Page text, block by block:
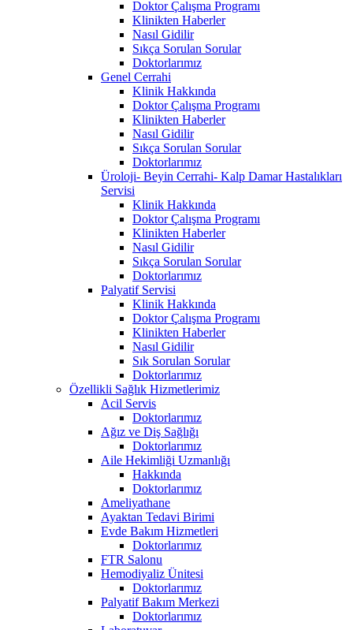
Doktor Çalışma Programı
Klinikten Haberler
Nasıl Gidilir
Sıkça Sorulan Sorular
Doktorlarımız
Genel Cerrahi
Klinik Hakkında
Doktor Çalışma Programı
Klinikten Haberler
Nasıl Gidilir
Sıkça Sorulan Sorular
Doktorlarımız
Üroloji- Beyin Cerrahi- Kalp Damar Hastalıkları
Servisi
Klinik Hakkında
Doktor Çalışma Programı
Klinikten Haberler
Nasıl Gidilir
Sıkça Sorulan Sorular
Doktorlarımız
Palyatif Servisi
Klinik Hakkında
Doktor Çalışma Programı
Klinikten Haberler
Nasıl Gidilir
Sık Sorulan Sorular
Doktorlarımız
Özellikli Sağlık Hizmetlerimiz
Acil Servis
Doktorlarımız
Ağız ve Diş Sağlığı
Doktorlarımız
Aile Hekimliği Uzmanlığı
Hakkında
Doktorlarımız
Ameliyathane
Ayaktan Tedavi Birimi
Evde Bakım Hizmetleri
Doktorlarımız
FTR Salonu
Hemodiyaliz Ünitesi
Doktorlarımız
Palyatif Bakım Merkezi
Doktorlarımız